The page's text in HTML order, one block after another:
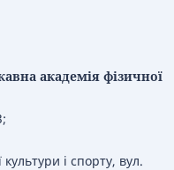
академія фізичної
і спорту, вул.